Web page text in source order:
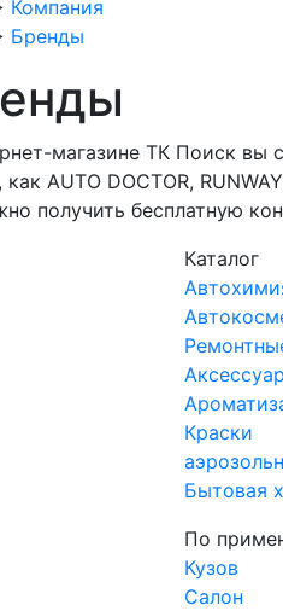
Компания
Бренды
магазине ТК Поиск
AUTO DOCTOR,
получить бесплатную
Каталог
Краски
Бытовая
По
Кузов
Салон